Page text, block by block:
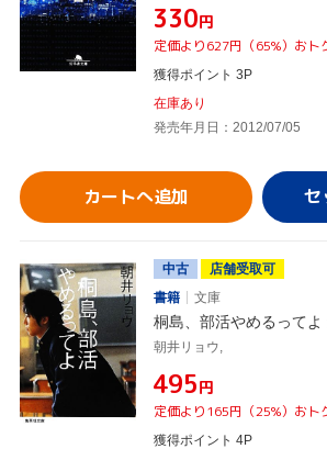
¥330円
定価より627円（65%）おト
獲得ポイント 3P
在庫あり
発売年月日：2012/07/05
カートへ追加
中古
店舗受取可
書籍
文庫
桐島、部活やめるってよ
朝井リョウ,
¥495円
定価より165円（25%）おト
獲得ポイント 4P